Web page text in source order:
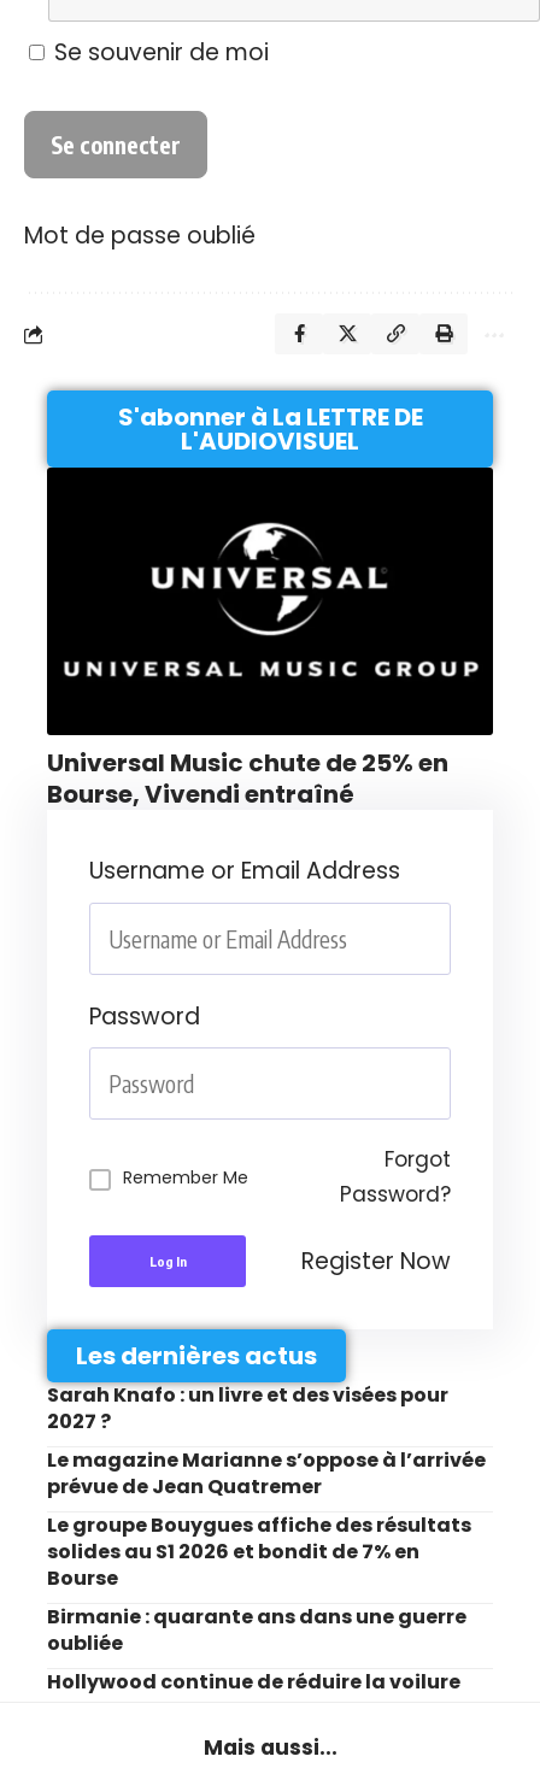
Se souvenir de moi
Mot de passe oublié
S'abonner à La LETTRE DE
L'AUDIOVISUEL
Universal Music chute de 25% en
Bourse, Vivendi entraîné
Username or Email Address
Password
Remember Me
Forgot
Password?
Log In Register Now
Les dernières actus
Sarah Knafo : un livre et des visées pour
2027 ?
Le magazine Marianne s’oppose à l’arrivée
prévue de Jean Quatremer
Le groupe Bouygues affiche des résultats
solides au S1 2026 et bondit de 7% en
Bourse
Birmanie : quarante ans dans une guerre
oubliée
Hollywood continue de réduire la voilure
Mais aussi...